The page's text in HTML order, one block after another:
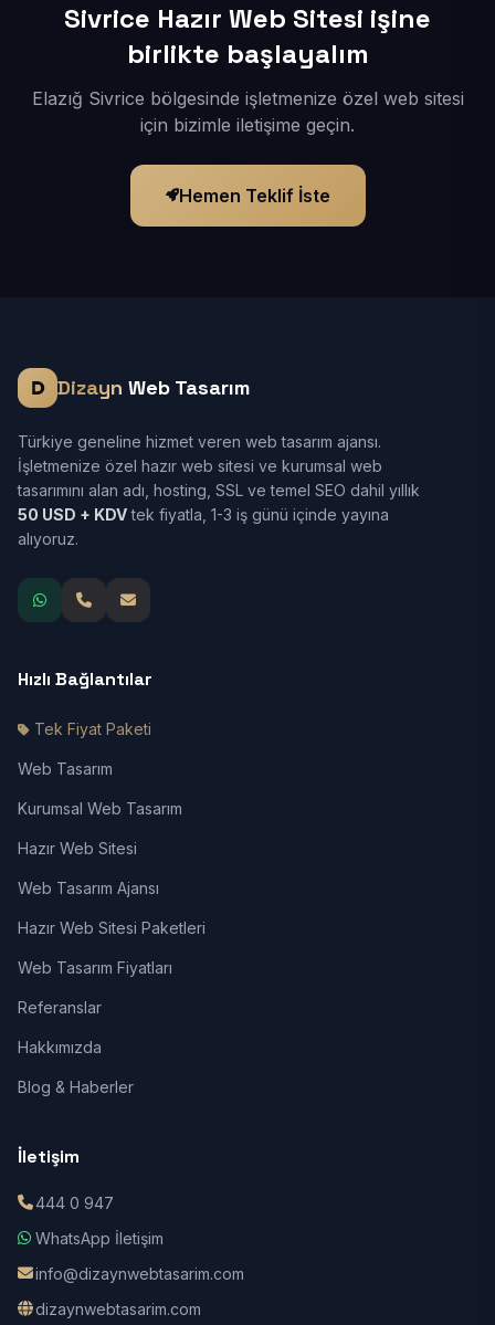
Sivrice Hazır Web Sitesi işine
birlikte başlayalım
Elazığ Sivrice bölgesinde işletmenize özel web sitesi
için bizimle iletişime geçin.
Hemen Teklif İste
Dizayn Web Tasarım
Türkiye geneline hizmet veren web tasarım ajansı.
İşletmenize özel hazır web sitesi ve kurumsal web
tasarımını alan adı, hosting, SSL ve temel SEO dahil yıllık
50 USD + KDVtek fiyatla, 1-3 iş günü içinde yayına
alıyoruz.
Hızlı Bağlantılar
Tek Fiyat Paketi
Web Tasarım
Kurumsal Web Tasarım
Hazır Web Sitesi
Web Tasarım Ajansı
Hazır Web Sitesi Paketleri
Web Tasarım Fiyatları
Referanslar
Hakkımızda
Blog & Haberler
İletişim
444 0 947
WhatsApp İletişim
info@dizaynwebtasarim.com
dizaynwebtasarim.com